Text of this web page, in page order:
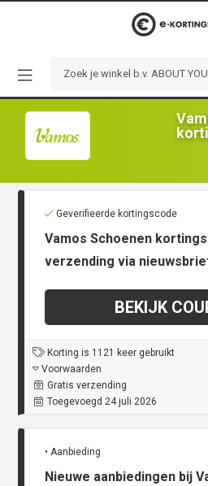
Geverifieerde kortingscode
Vamos Schoenen
verzending via
BEKIJK
Korting is 1121 keer gebruikt
Voorwaarden
Gratis verzending
Toegevoegd 24 juli 2026
• Aanbieding
Nieuwe aanbiedingen bij